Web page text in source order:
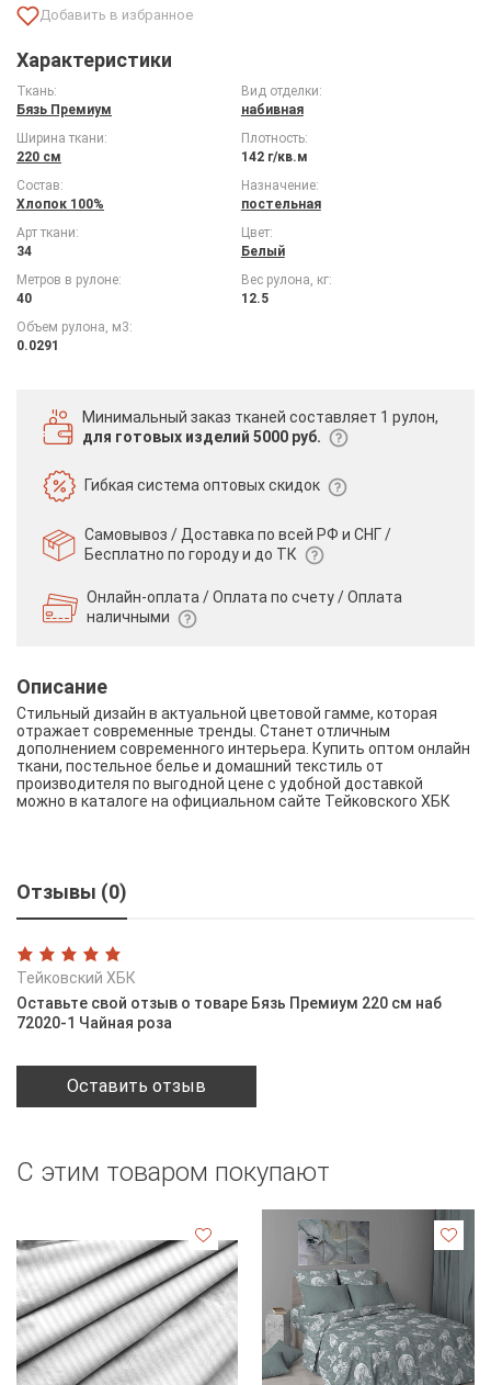
Характеристики
Ткань:
Бязь Премиум
Вид отделки:
набивная
Ширина ткани:
220 см
Плотность:
142 г/кв.м
Состав:
Хлопок 100%
Назначение:
постельная
Арт ткани:
34
Цвет:
Белый
Метров в рулоне:
40
Вес рулона, кг:
12.5
Объем рулона, м3:
0.0291
Минимальный заказ тканей составляет 1 рулон,
для готовых изделий 5000 руб.
Гибкая системаоптовых скидок
Самовывоз / Доставка по всей РФ и СНГ /
Бесплатно по городу и до ТК
Онлайн-оплата / Оплата по счету /Оплата
наличными
Описание
Стильный дизайн в актуальной цветовой гамме, которая
отражает современные тренды. Станет отличным
дополнением современного интерьера. Купить оптом онлайн
ткани, постельное белье и домашний текстиль от
производителя по выгодной цене с удобной доставкой
можно в каталоге на официальном сайте Тейковского ХБК
Отзывы (0)
Тейковский ХБК
Оставьте свой отзыв о товаре Бязь Премиум 220 см наб
72020-1 Чайная роза
Оставить отзыв
С этим товаром покупают